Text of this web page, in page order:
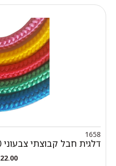
1658
דלגית חבל קבוצתי צבעוני 500 ס"מ
22.00